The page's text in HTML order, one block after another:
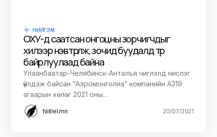
НИЙГЭМ
ОХУ-д саатсан онгоцны зорчигчдыг
хилээр нэвтрүүлж, зочид буудалд түр
байрлуулаад байна
Улаанбаатар-Челябинск-Анталъя чиглэлд нислэг
үйлдэж байсан “Аэромонголиа” компанийн А319
агаарын хөлөг 2021 оны…
Niitlel.mn 20/07/2021